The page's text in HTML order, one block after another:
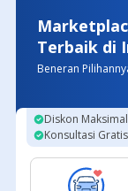
Terbaik di
Beneran
Diskon Maksimal
Konsultasi Gratis